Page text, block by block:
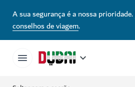
A sua segurança é a nossa prioridade.
conselhos de viagem.